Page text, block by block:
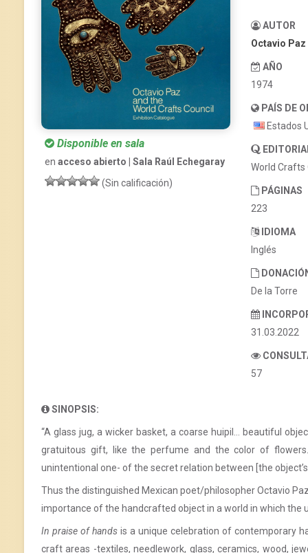
Disponible en sala
en acceso abierto | Sala Raúl Echegaray
(Sin calificación)
AUTOR
Octavio Paz
AÑO
1974
PAÍS DE
Estados
World Crafts
PÁGINAS
223
IDIOMA
Inglés
De la Torre
31.03.2022
57
SINOPSIS:
“A glass jug, a wicker basket, a coarse huipil… beautiful
gratuitous gift, like the perfume and the color of
unintentional one- of the secret relation between [the
Thus the distinguished Mexican poet/philosopher Octavio
importance of the handcrafted object in a world in which
In praise of hands is a unique celebration of contemporary
craft areas -textiles, needlework, glass, ceramics, wood,